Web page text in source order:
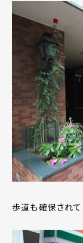
歩道も確保されて